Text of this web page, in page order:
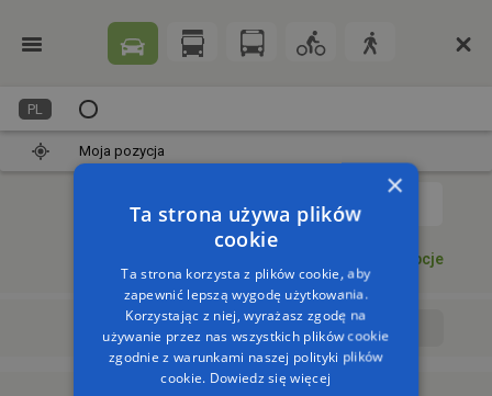
PL
Moja pozycja
Opcje
Wyrusz teraz Wyrusz o:
×
Ta strona używa plików
cookie
Ta strona korzysta z plików cookie, aby
zapewnić lepszą wygodę użytkowania.
Korzystając z niej, wyrażasz zgodę na
używanie przez nas wszystkich plików cookie
zgodnie z warunkami naszej polityki plików
cookie. Dowiedz się więcej